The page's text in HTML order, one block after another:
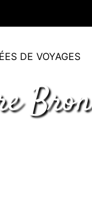
DE VOYAGES
Bron